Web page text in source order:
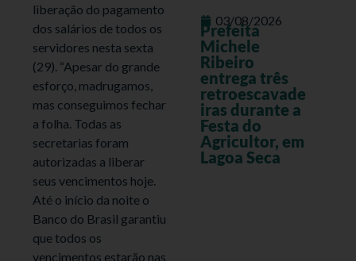
liberação do pagamento
dos salários de todos os
servidores nesta sexta
(29). “Apesar do grande
esforço, madrugamos,
mas conseguimos fechar
a folha. Todas as
secretarias foram
autorizadas a liberar
seus vencimentos hoje.
Até o início da noite o
Banco do Brasil garantiu
que todos os
vencimentos estarão nas
03/08/2026
Prefeita
Michele
Ribeiro
entrega três
retroescavade
iras durante a
Festa do
Agricultor, em
Lagoa Seca